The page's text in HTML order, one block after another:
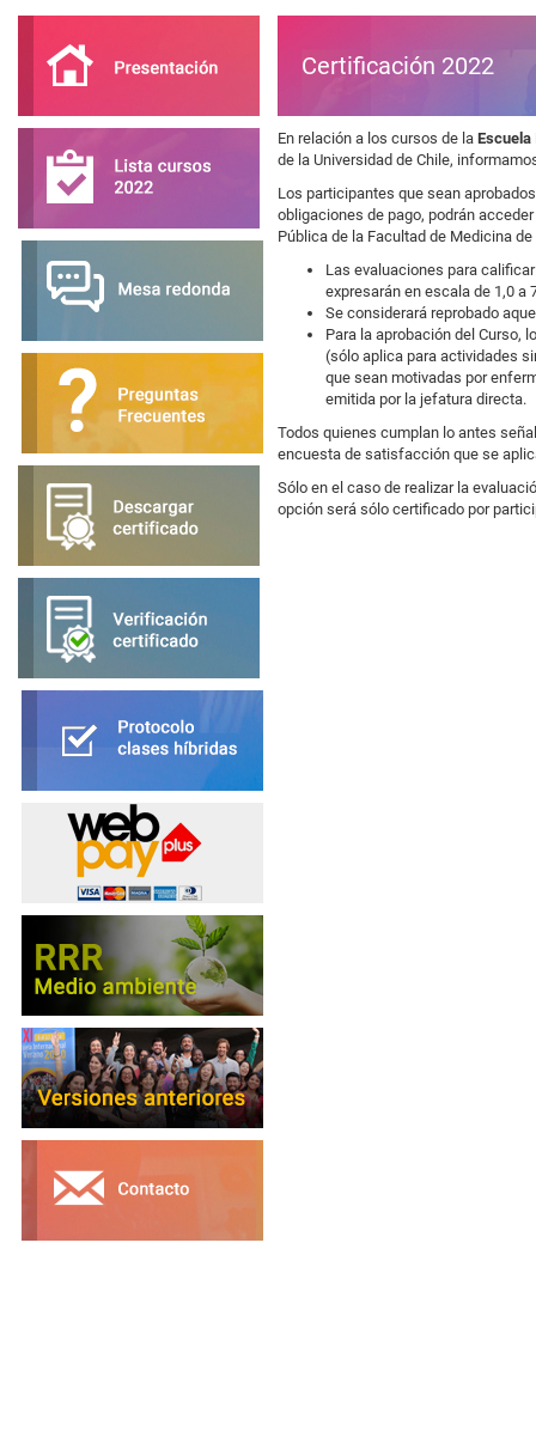
Certificación 2022
En relación a los cursos de la Escuela
de la Universidad de Chile,
Los participantes que sean
obligaciones de pago, podrán
Pública de la Facultad de Medicina
Las evaluaciones para
expresarán en escala de 1,0 a
Se considerará reprobado
Para la aprobación del Curso,
(sólo aplica para actividades
que sean motivadas por
emitida por la jefatura directa.
Todos quienes cumplan lo antes
encuesta de satisfacción que se
Sólo en el caso de realizar la
opción será sólo certificado por